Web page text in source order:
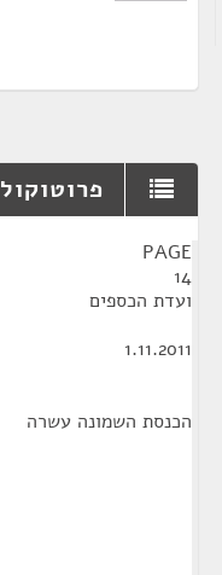
פרוטוקול
PAGE
14
ועדת הכספים
1.11.2011
הכנסת השמונה עשרה